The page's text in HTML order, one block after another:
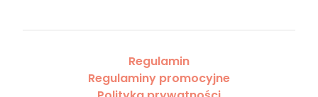
Regulamin
Regulaminy promocyjne